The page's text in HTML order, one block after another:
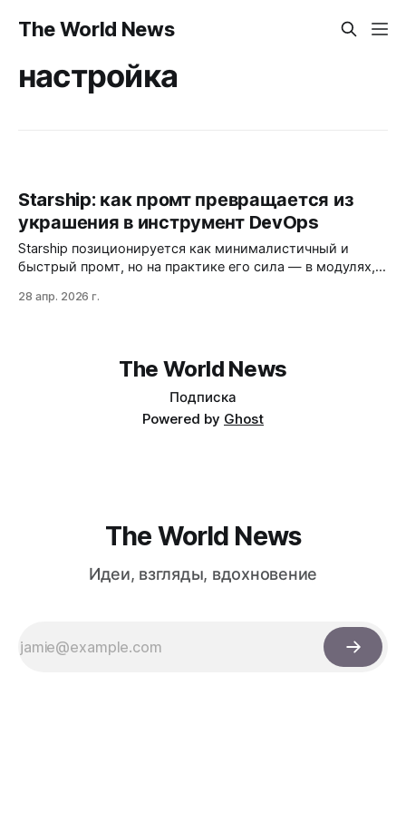
The World News
настройка
Starship: как промт превращается из
украшения в инструмент DevOps
Starship позиционируется как минималистичный и
быстрый промт, но на практике его сила — в модулях,
Git. Почему разработчики остаются за ним, несмотря на
28 апр. 2026 г.
The World News
Подписка
Powered by Ghost
The World News
Идеи, взгляды, вдохновение